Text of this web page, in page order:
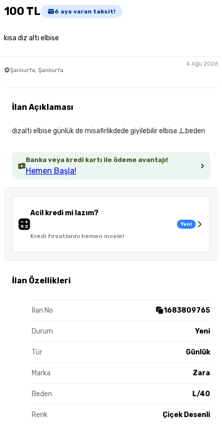
100 TL 6 aya varan taksit!
kısa diz altı elbise
Şanlıurfa, Şanlıurfa
4 Ağu 2026
Banka veya kredi kartı ile ödeme avantajı!
Hemen Başla!
Acil kredi mi lazım?
Kredi fırsatlarını hemen incele!
Yeni
İlan Özellikleri
İlan No 1683809765
Durum Yeni
Tür Günlük
Marka Zara
Beden L/40
Renk Çiçek Desenli
İlan Açıklaması
dizalti elbise günlük de misafirlikdede giyilebilir elbise ,L.beden